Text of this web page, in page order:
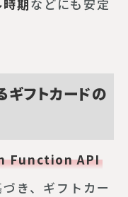
期 などにも安定
ギフトカードの
Function API
き、ギフトカー